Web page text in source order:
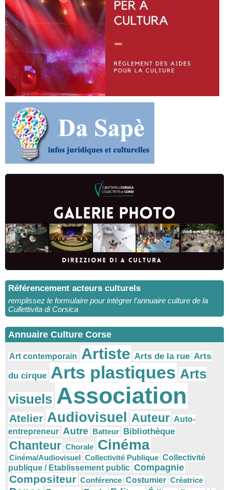
Référencement acteurs culturels
remplissez le formulaire pour intégrer l’annuaire culture de la
Cullettivita di Corsica
Annuaire Culture Corse
Art contemporain Artiste Arts de la rue Arts
du cirque Arts plastiques Arts
visuels Association
Atelier Audiovisuel Auteur Auto-
entrepreneur Autre Batteur Bibliothèque
Chanteur Chorale Cinéma
Cinéma/Audiovisuel Collectivité Publique Collectivité
publique / Etablissement public Compagnie
Compositeur Conférence Costumier Créatrice